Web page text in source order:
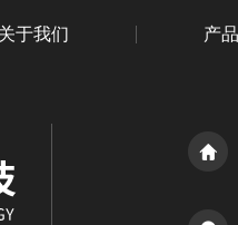
关于我们 产